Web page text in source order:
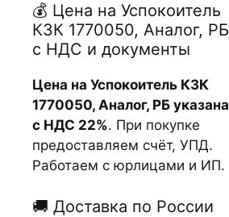
💰 Цена на Успокоитель
КЗК 1770050, Аналог, РБ
с НДС и документы
Цена на Успокоитель КЗК
1770050, Аналог, РБ указана
с НДС 22%. При покупке
предоставляем счёт, УПД.
Работаем с юрлицами и ИП.
🚚 Доставка по России